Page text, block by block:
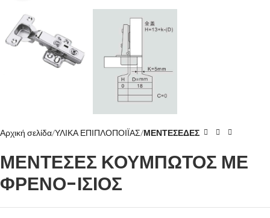
Αρχική σελίδα ΥΛΙΚΑ ΕΠΙΠΛΟΠΟΙΪΑΣ ΜΕΝΤΕΣΕΔΕΣ
ΜΕΝΤΕΣΕΣ ΚΟΥΜΠΩΤΟΣ ΜΕ
ΦΡΕΝΟ-ΙΣΙΟΣ